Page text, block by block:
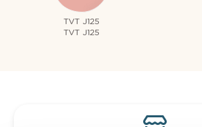
TVT J125
TVT J125